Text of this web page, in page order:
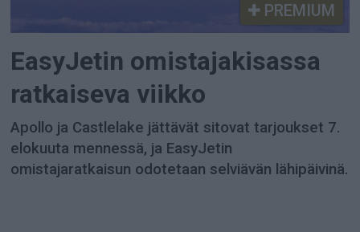
PREMIUM
EasyJetin omistajakisassa
ratkaiseva viikko
Apollo ja Castlelake jättävät sitovat tarjoukset 7.
elokuuta mennessä, ja EasyJetin
omistajaratkaisun odotetaan selviävän lähipäivinä.